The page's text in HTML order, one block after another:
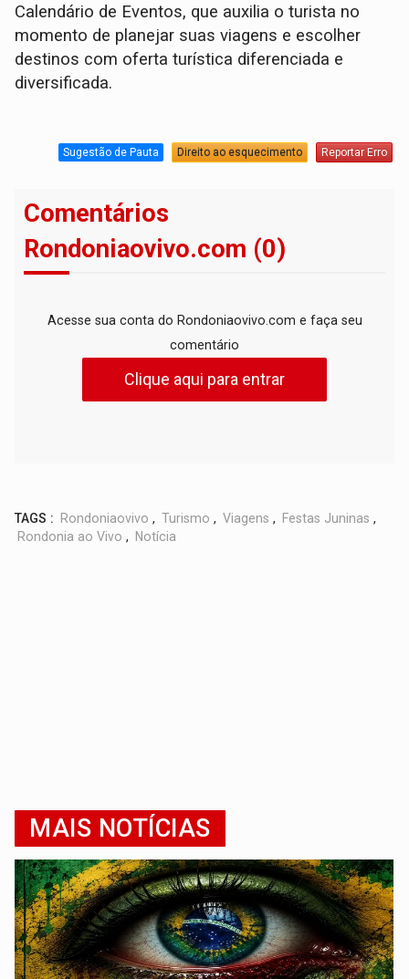
Calendário de Eventos, que auxilia o turista no
momento de planejar suas viagens e escolher
destinos com oferta turística diferenciada e
diversificada.
Sugestão de Pauta Direito ao esquecimento Reportar Erro
Comentários
Rondoniaovivo.com (0)
Acesse sua conta do Rondoniaovivo.com e faça seu
comentário
Clique aqui para entrar
TAGS : Rondoniaovivo , Turismo , Viagens , Festas Juninas ,
Rondonia ao Vivo , Notícia
MAIS NOTÍCIAS